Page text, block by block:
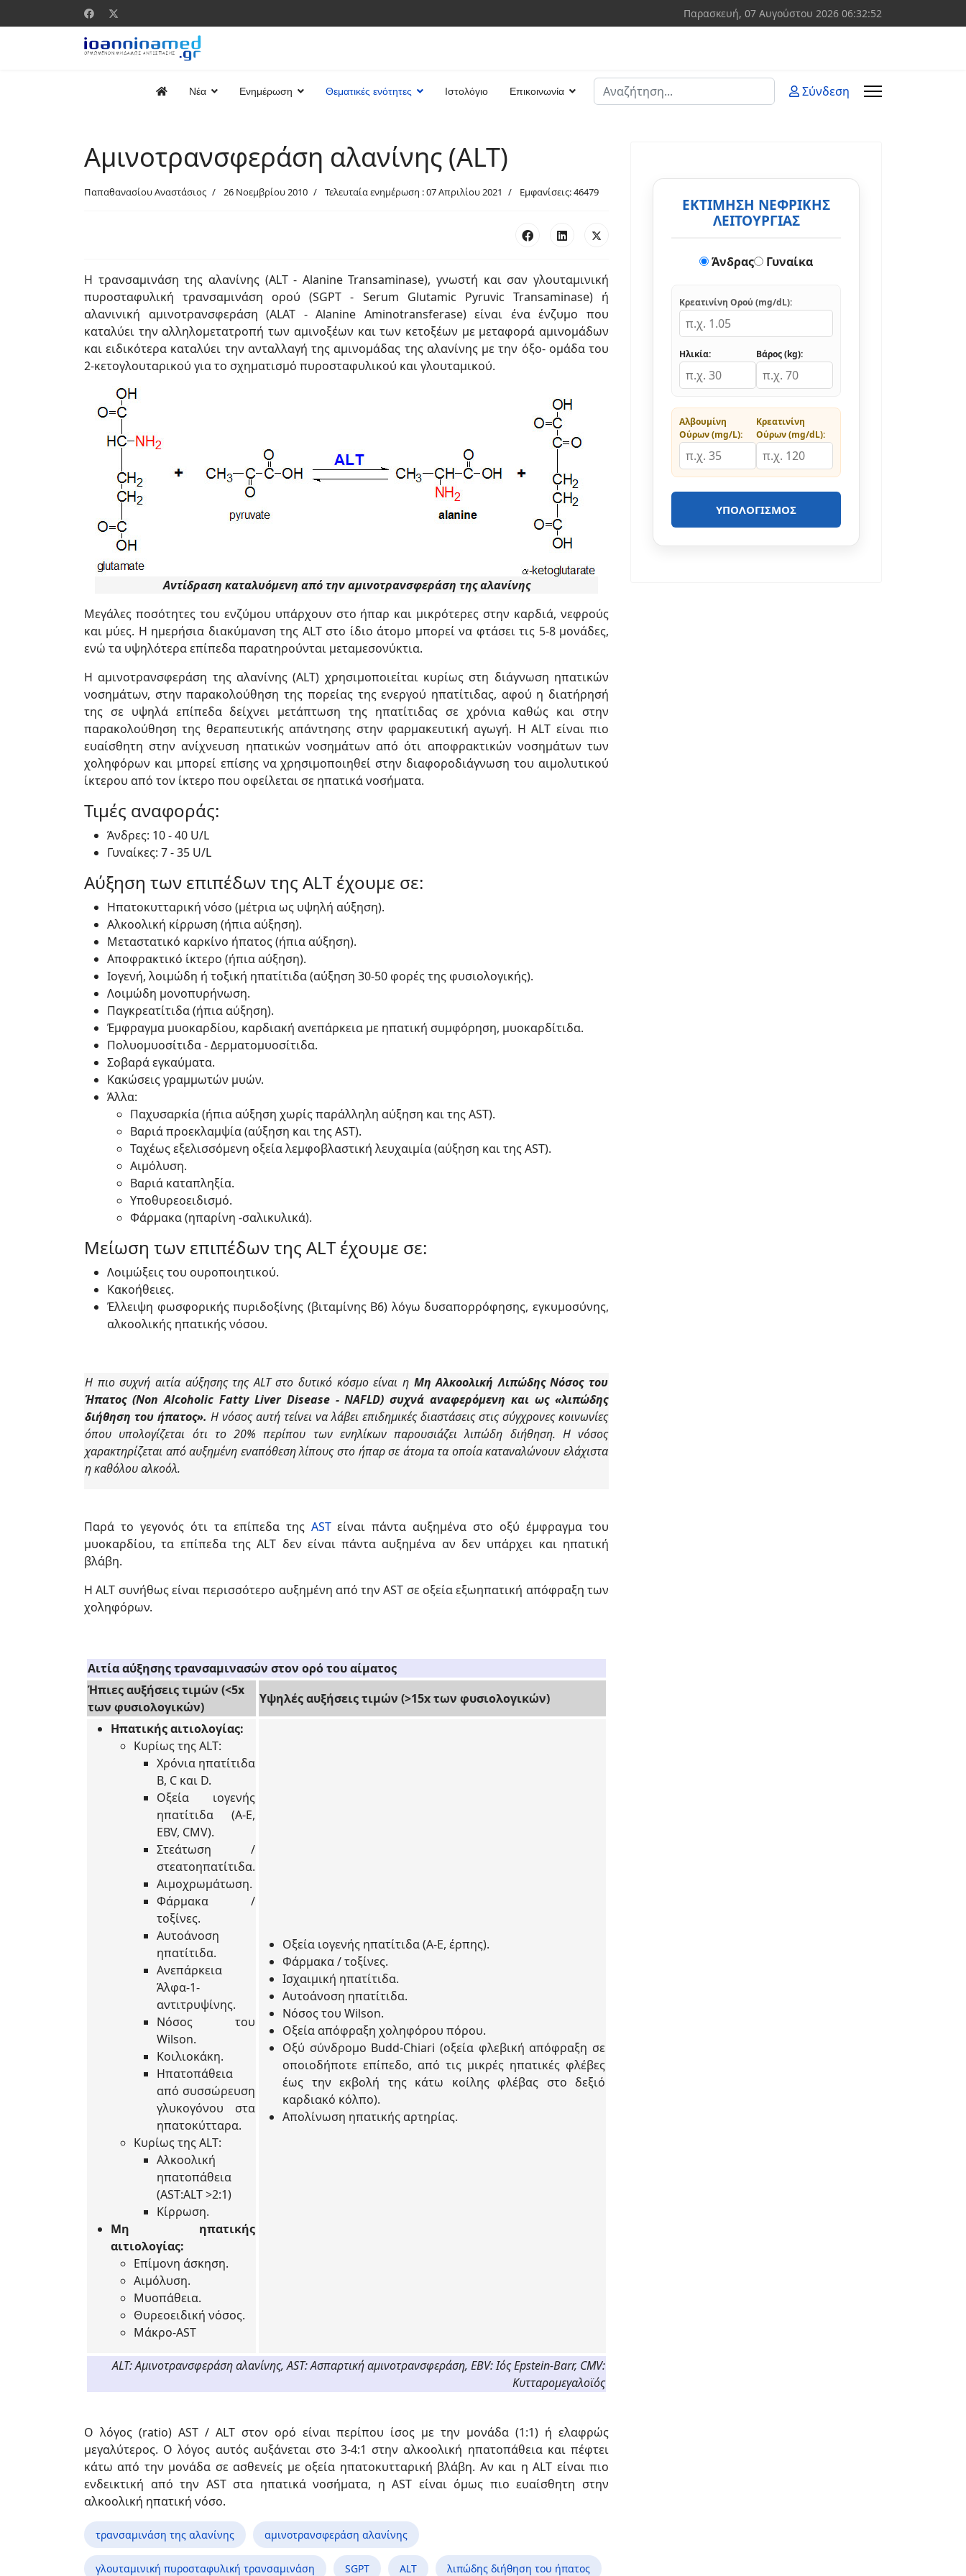
Παρασκευή, 07 Αυγούστου 2026 06:32:53
Νέα Ενημέρωση Θεματικές ενότητες Ιστολόγιο Επικοινωνία
Αναζήτηση
Σύνδεση
Αμινοτρανσφεράση αλανίνης (ALT)
Παπαθανασίου Αναστάσιος 26 Νοεμβρίου 2010 Τελευταία ενημέρωση : 07 Απριλίου 2021 Εμφανίσεις: 46479
H τρανσαμινάση της αλανίνης (ALT - Alanine Transaminase), γνωστή και σαν γλουταμινική
πυροσταφυλική τρανσαμινάση ορού (SGPT - Serum Glutamic Pyruvic Transaminase) ή
αλανινική αμινοτρανσφεράση (ALAT - Alanine Aminotransferase) είναι ένα ένζυμο που
καταλύει την αλληλομετατροπή των αμινοξέων και των κετοξέων με μεταφορά αμινομάδων
και ειδικότερα καταλύει την ανταλλαγή της αμινομάδας της αλανίνης με την όξο- ομάδα του
2-κετογλουταρικού για το σχηματισμό πυροσταφυλικού και γλουταμικού.
Αντίδραση καταλυόμενη από την αμινοτρανσφεράση της αλανίνης
Μεγάλες ποσότητες του ενζύμου υπάρχουν στο ήπαρ και μικρότερες στην καρδιά, νεφρούς
και μύες. Η ημερήσια διακύμανση της ALT στο ίδιο άτομο μπορεί να φτάσει τις 5-8 μονάδες,
ενώ τα υψηλότερα επίπεδα παρατηρούνται μεταμεσονύκτια.
Η αμινοτρανσφεράση της αλανίνης (ALT) χρησιμοποιείται κυρίως στη διάγνωση ηπατικών
νοσημάτων, στην παρακολούθηση της πορείας της ενεργού ηπατίτιδας, αφού η διατήρησή
της σε υψηλά επίπεδα δείχνει μετάπτωση της ηπατίτιδας σε χρόνια καθώς και στην
παρακολούθηση της θεραπευτικής απάντησης στην φαρμακευτική αγωγή. Η ALT είναι πιο
ευαίσθητη στην ανίχνευση ηπατικών νοσημάτων από ότι αποφρακτικών νοσημάτων των
χοληφόρων και μπορεί επίσης να χρησιμοποιηθεί στην διαφοροδιάγνωση του αιμολυτικού
ίκτερου από τον ίκτερο που οφείλεται σε ηπατικά νοσήματα.
Τιμές αναφοράς:
Άνδρες: 10 - 40 U/L
Γυναίκες: 7 - 35 U/L
Αύξηση των επιπέδων της ALT έχουμε σε:
Ηπατοκυτταρική νόσο (μέτρια ως υψηλή αύξηση).
Αλκοολική κίρρωση (ήπια αύξηση).
Μεταστατικό καρκίνο ήπατος (ήπια αύξηση).
Αποφρακτικό ίκτερο (ήπια αύξηση).
Ιογενή, λοιμώδη ή τοξική ηπατίτιδα (αύξηση 30-50 φορές της φυσιολογικής).
Λοιμώδη μονοπυρήνωση.
Παγκρεατίτιδα (ήπια αύξηση).
Έμφραγμα μυοκαρδίου, καρδιακή ανεπάρκεια με ηπατική συμφόρηση, μυοκαρδίτιδα.
Πολυομυοσίτιδα - Δερματομυοσίτιδα.
Σοβαρά εγκαύματα.
Κακώσεις γραμμωτών μυών.
Άλλα:
Παχυσαρκία (ήπια αύξηση χωρίς παράλληλη αύξηση και της AST).
Βαριά προεκλαμψία (αύξηση και της AST).
Ταχέως εξελισσόμενη οξεία λεμφοβλαστική λευχαιμία (αύξηση και της AST).
Αιμόλυση.
Βαριά καταπληξία.
Υποθυρεοειδισμό.
Φάρμακα (ηπαρίνη -σαλικυλικά).
Μείωση των επιπέδων της ALT έχουμε σε:
Λοιμώξεις του ουροποιητικού.
Κακοήθειες.
Έλλειψη φωσφορικής πυριδοξίνης (βιταμίνης Β6) λόγω δυσαπορρόφησης, εγκυμοσύνης,
αλκοολικής ηπατικής νόσου.
Η πιο συχνή αιτία αύξησης της ALT στο δυτικό κόσμο είναι η Μη Αλκοολική Λιπώδης Νόσος του
Ήπατος (Non Alcoholic Fatty Liver Disease - NAFLD) συχνά αναφερόμενη και ως «λιπώδης
διήθηση του ήπατος». Η νόσος αυτή τείνει να λάβει επιδημικές διαστάσεις στις σύγχρονες κοινωνίες
όπου υπολογίζεται ότι το 20% περίπου των ενηλίκων παρουσιάζει λιπώδη διήθηση. Η νόσος
χαρακτηρίζεται από αυξημένη εναπόθεση λίπους στο ήπαρ σε άτομα τα οποία καταναλώνουν ελάχιστα
η καθόλου αλκοόλ.
Παρά το γεγονός ότι τα επίπεδα της ASTείναι πάντα αυξημένα στο οξύ έμφραγμα του
μυοκαρδίου, τα επίπεδα της ALT δεν είναι πάντα αυξημένα αν δεν υπάρχει και ηπατική
βλάβη.
Η ALT συνήθως είναι περισσότερο αυξημένη από την AST σε οξεία εξωηπατική απόφραξη των
χοληφόρων.
Αιτία αύξησης τρανσαμινασών στον ορό του αίματος
Ήπιες αυξήσεις τιμών (<5x
των φυσιολογικών)
Υψηλές αυξήσεις τιμών (>15x των φυσιολογικών)
Ηπατικής αιτιολογίας:
Κυρίως της ALT:
Χρόνια ηπατίτιδα
B, C και D.
Οξεία ιογενής
ηπατίτιδα (A-E,
EBV, CMV).
Στεάτωση /
στεατοηπατίτιδα.
Αιμοχρωμάτωση.
Φάρμακα /
τοξίνες.
Αυτοάνοση
ηπατίτιδα.
Ανεπάρκεια
Άλφα-1-
αντιτρυψίνης.
Νόσος του
Wilson.
Κοιλιοκάκη.
Ηπατοπάθεια
από συσσώρευση
γλυκογόνου στα
ηπατοκύτταρα.
Κυρίως της ALT:
Αλκοολική
ηπατοπάθεια
(AST:ALT >2:1)
Κίρρωση.
Μη ηπατικής
αιτιολογίας:
Επίμονη άσκηση.
Αιμόλυση.
Μυοπάθεια.
Θυρεοειδική νόσος.
Μάκρο-AST
Οξεία ιογενής ηπατίτιδα (Α-Ε, έρπης).
Φάρμακα / τοξίνες.
Ισχαιμική ηπατίτιδα.
Αυτοάνοση ηπατίτιδα.
Νόσος του Wilson.
Οξεία απόφραξη χοληφόρου πόρου.
Οξύ σύνδρομο Budd-Chiari (οξεία φλεβική απόφραξη σε
οποιοδήποτε επίπεδο, από τις μικρές ηπατικές φλέβες
έως την εκβολή της κάτω κοίλης φλέβας στο δεξιό
καρδιακό κόλπο).
Απολίνωση ηπατικής αρτηρίας.
ALT: Αμινοτρανσφεράση αλανίνης, AST: Ασπαρτική αμινοτρανσφεράση, EBV: Ιός Epstein-Barr, CMV:
Κυτταρομεγαλοϊός
Ο λόγος (ratio) AST / ALT στον ορό είναι περίπου ίσος με την μονάδα (1:1) ή ελαφρώς
μεγαλύτερος. Ο λόγος αυτός αυξάνεται στο 3-4:1 στην αλκοολική ηπατοπάθεια και πέφτει
κάτω από την μονάδα σε ασθενείς με οξεία ηπατοκυτταρική βλάβη. Αν και η ALT είναι πιο
ενδεικτική από την AST στα ηπατικά νοσήματα, η AST είναι όμως πιο ευαίσθητη στην
αλκοολική ηπατική νόσο.
τρανσαμινάση της αλανίνης αμινοτρανσφεράση αλανίνης
γλουταμινική πυροσταφυλική τρανσαμινάση SGPT ALT λιπώδης διήθηση του ήπατος
ΕΚΤΙΜΗΣΗ ΝΕΦΡΙΚΗΣ
ΛΕΙΤΟΥΡΓΙΑΣ
Άνδρας Γυναίκα
Κρεατινίνη Ορού (mg/dL):
Ηλικία: Βάρος (kg):
Αλβουμίνη
Ούρων (mg/L):
Κρεατινίνη
Ούρων (mg/dL):
ΥΠΟΛΟΓΙΣΜΌΣ